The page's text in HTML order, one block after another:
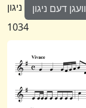
דעם ניגון ניגון
1034